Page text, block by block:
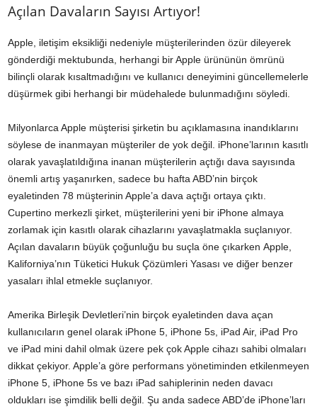
Açılan Davaların Sayısı Artıyor!
Apple, iletişim eksikliği nedeniyle müşterilerinden özür dileyerek
gönderdiği mektubunda, herhangi bir Apple ürününün ömrünü
bilinçli olarak kısaltmadığını ve kullanıcı deneyimini güncellemelerle
düşürmek gibi herhangi bir müdehalede bulunmadığını söyledi.
Milyonlarca Apple müşterisi şirketin bu açıklamasına inandıklarını
söylese de inanmayan müşteriler de yok değil. iPhone’larının kasıtlı
olarak yavaşlatıldığına inanan müşterilerin açtığı dava sayısında
önemli artış yaşanırken, sadece bu hafta ABD’nin birçok
eyaletinden 78 müşterinin Apple’a dava açtığı ortaya çıktı.
Cupertino merkezli şirket, müşterilerini yeni bir iPhone almaya
zorlamak için kasıtlı olarak cihazlarını yavaşlatmakla suçlanıyor.
Açılan davaların büyük çoğunluğu bu suçla öne çıkarken Apple,
Kaliforniya’nın Tüketici Hukuk Çözümleri Yasası ve diğer benzer
yasaları ihlal etmekle suçlanıyor.
Amerika Birleşik Devletleri’nin birçok eyaletinden dava açan
kullanıcıların genel olarak iPhone 5, iPhone 5s, iPad Air, iPad Pro
ve iPad mini dahil olmak üzere pek çok Apple cihazı sahibi olmaları
dikkat çekiyor. Apple’a göre performans yönetiminden etkilenmeyen
iPhone 5, iPhone 5s ve bazı iPad sahiplerinin neden davacı
oldukları ise şimdilik belli değil. Şu anda sadece ABD’de iPhone’ları